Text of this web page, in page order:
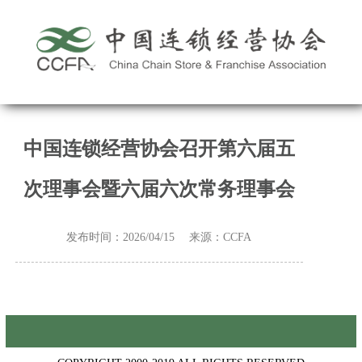
中国连锁经营协会召开第六届五
次理事会暨六届六次常务理事会
发布时间：2026/04/15 来源：CCFA